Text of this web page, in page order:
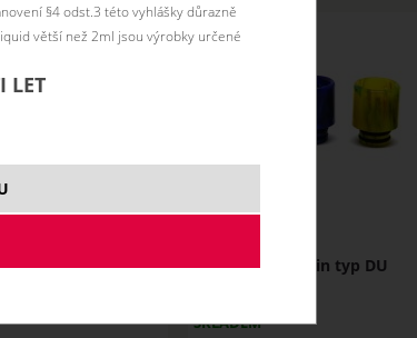
E Drip Tip 510 Resin typ DU
SKLADEM
§4 odst.3 této vyhlášky důrazně
větší než 2ml jsou výrobky určené
LET